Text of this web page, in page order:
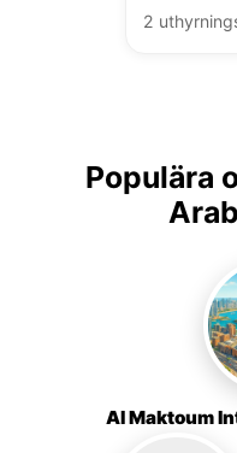
2
Populära
Al Maktoum